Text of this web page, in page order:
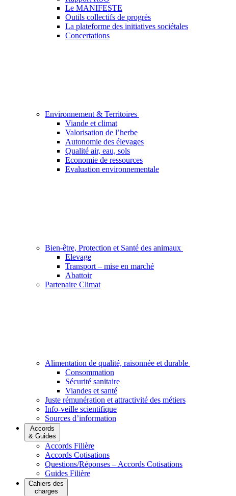
Le MANIFESTE
Outils collectifs de progrès
La plateforme des initiatives sociétales
Concertations
Environnement & Territoires
Viande et climat
Valorisation de l’herbe
Autonomie des élevages
Qualité air, eau, sols
Economie de ressources
Evaluation environnementale
Bien-être, Protection et Santé des animaux
Elevage
Transport – mise en marché
Abattoir
Partenaire Climat
Alimentation de qualité, raisonnée et durable
Consommation
Sécurité sanitaire
Viandes et santé
Juste rémunération et attractivité des métiers
Info-veille scientifique
Sources d’information
Accords
& Guides
Accords Filière
Accords Cotisations
Questions/Réponses – Accords Cotisations
Guides Filière
Cahiers des
charges